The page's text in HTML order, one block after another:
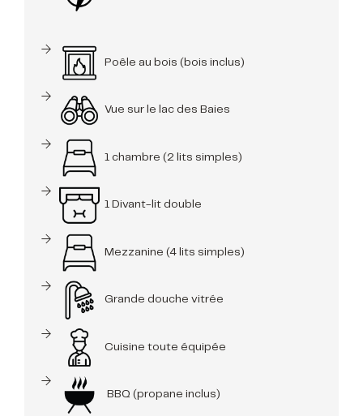
Poêle au bois (bois inclus)
Vue sur le lac des Baies
1 chambre (2 lits simples)
1 Divant-lit double
Mezzanine (4 lits simples)
Grande douche vitrée
Cuisine toute équipée
BBQ (propane inclus)